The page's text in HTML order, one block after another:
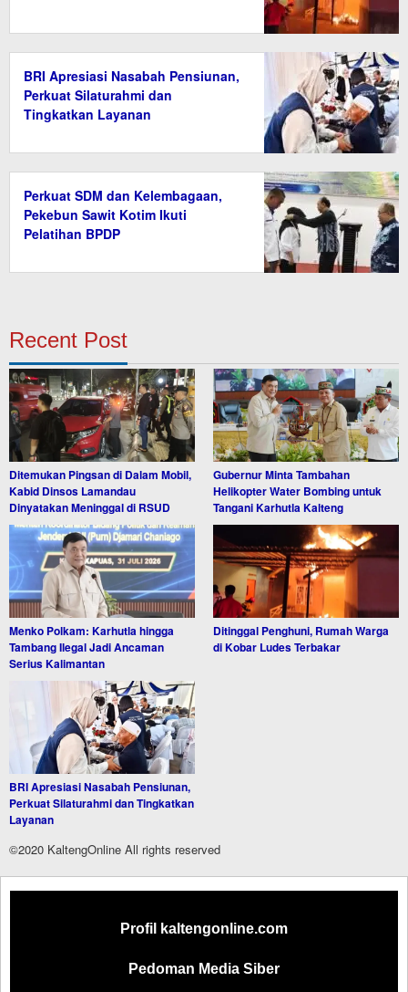
BRI Apresiasi Nasabah Pensiunan,
Perkuat Silaturahmi dan
Tingkatkan Layanan
Perkuat SDM dan Kelembagaan,
Pekebun Sawit Kotim Ikuti
Pelatihan BPDP
Recent Post
Ditemukan Pingsan di Dalam Mobil,
Kabid Dinsos Lamandau
Dinyatakan Meninggal di RSUD
Gubernur Minta Tambahan
Helikopter Water Bombing untuk
Tangani Karhutla Kalteng
Menko Polkam: Karhutla hingga
Tambang Ilegal Jadi Ancaman
Serius Kalimantan
Ditinggal Penghuni, Rumah Warga
di Kobar Ludes Terbakar
BRI Apresiasi Nasabah Pensiunan,
Perkuat Silaturahmi dan Tingkatkan
Layanan
©2020 KaltengOnline All rights reserved
Profil kaltengonline.com
Pedoman Media Siber